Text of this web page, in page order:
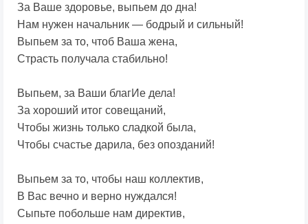
За Ваше здоровье, выпьем до дна!
Нам нужен начальник — бодрый и сильный!
Выпьем за то, чтоб Ваша жена,
Страсть получала стабильно!
Выпьем, за Ваши благИе дела!
За хороший итог совещаний,
Чтобы жизнь только сладкой была,
Чтобы счастье дарила, без опозданий!
Выпьем за то, чтобы наш коллектив,
В Вас вечно и верно нуждался!
Сыпьте побольше нам директив,